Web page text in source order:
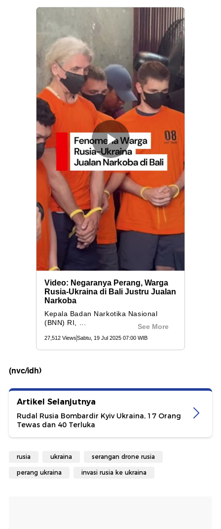
(nvc/idh)
Artikel Selanjutnya
Rudal Rusia Bombardir Kyiv Ukraina, 17 Orang
Tewas dan 40 Terluka
rusia ukraina serangan drone rusia
perang ukraina invasi rusia ke ukraina